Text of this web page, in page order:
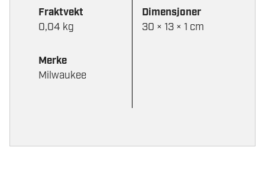
Fraktvekt
0,04 kg
Dimensjoner
30 × 13 × 1 cm
Merke
Milwaukee